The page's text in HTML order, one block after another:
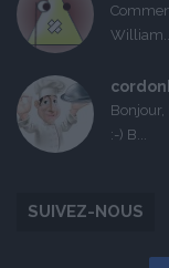
William...
:-) B...
SUIVEZ-NOUS